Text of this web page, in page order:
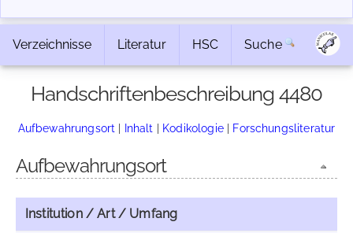
Verzeichnisse Literatur HSC Suche
Handschriftenbeschreibung 4480
Aufbewahrungsort | Inhalt | Kodikologie| Forschungsliteratur
Aufbewahrungsort
Institution / Art / Umfang